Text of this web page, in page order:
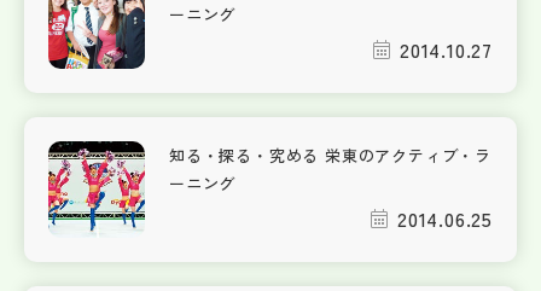
ーニング
2014.10.27
知る・探る・究める 栄東のアクティブ・ラ
ーニング
2014.06.25